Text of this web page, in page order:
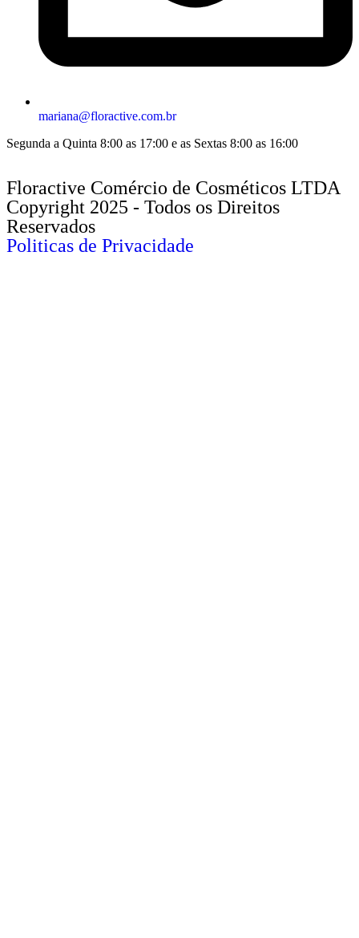
mariana@floractive.com.br
Segunda a Quinta 8:00 as 17:00 e as Sextas 8:00 as 16:00
Floractive Comércio de Cosméticos LTDA
Copyright 2025 - Todos os Direitos
Reservados
Politicas de Privacidade